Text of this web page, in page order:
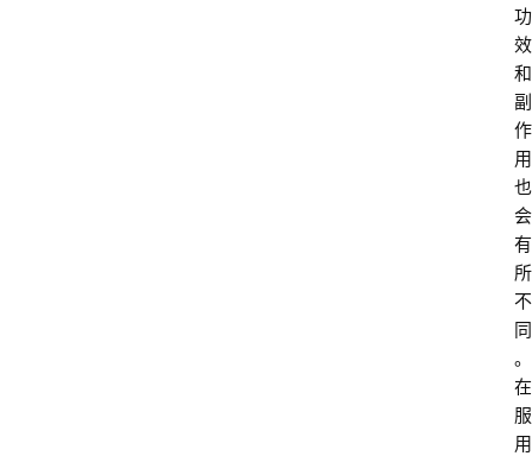
功
效
和
副
作
用
也
会
有
所
不
同
。
在
服
用